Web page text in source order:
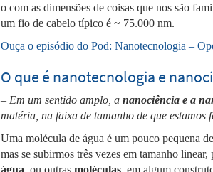
o com as dimensões de coisas que nos são
um fio de cabelo típico é ~ 75.000 nm.
Ouça o episódio do Pod: Nanotecnologia –
O que é nanotecnologia e
– Em um sentido amplo, a nanociência e a
matéria, na faixa de tamanho de que estamos
Uma molécula de água é um pouco pequena
mas se subirmos três vezes em tamanho